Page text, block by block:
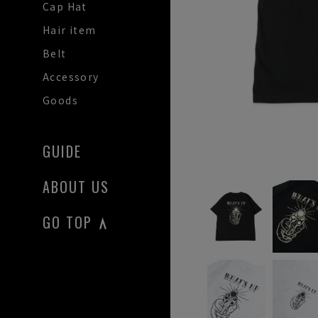
Cap Hat
Hair item
Belt
Accessory
Goods
GUIDE
ABOUT US
GO TOP